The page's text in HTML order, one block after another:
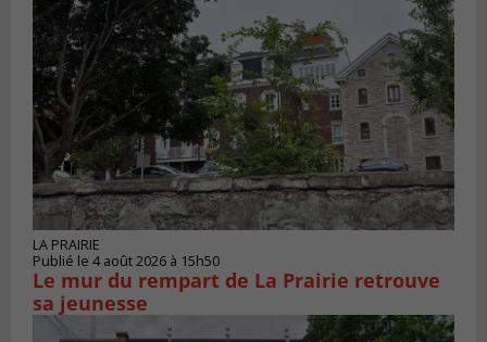
LA PRAIRIE
Publié le 4 août 2026 à 15h50
Le mur du rempart de La Prairie retrouve
sa jeunesse